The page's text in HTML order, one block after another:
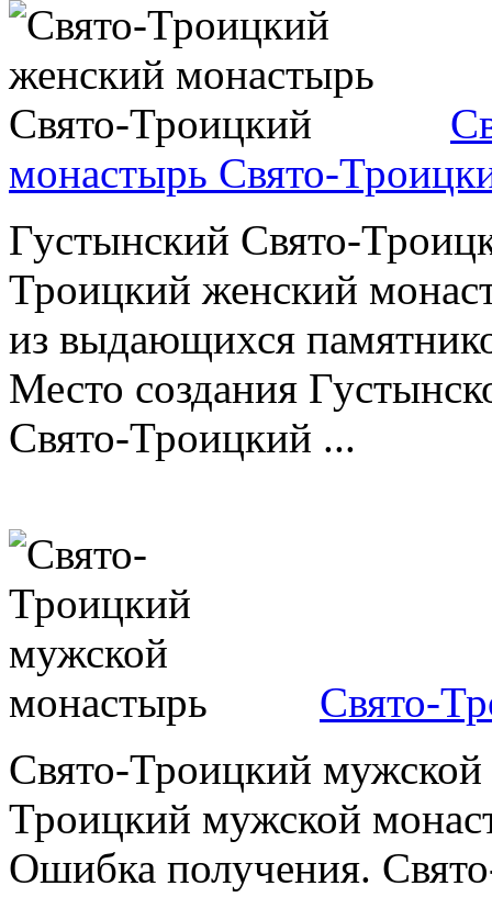
монастырь Свято-
Густынский Свято-
Троицкий женский
из выдающихся
Место создания
Свято-Троицкий ...
Свято-
Свято-Троицкий
Троицкий мужской
Ошибка получения.